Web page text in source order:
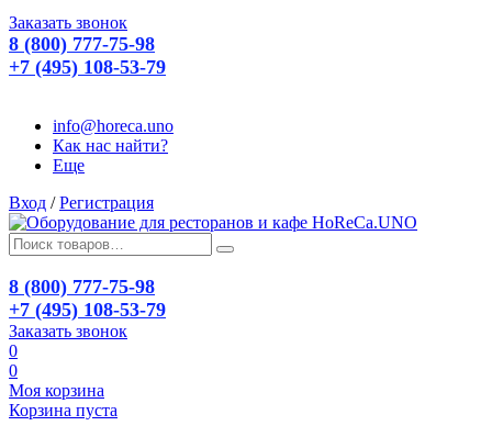
Заказать звонок
8 (800) 777-75-98
+7 (495) 108-53-79
info@horeca.uno
Как нас найти?
Еще
Вход / Регистрация
8 (800) 777-75-98
+7 (495) 108-53-79
Заказать звонок
0
0
Моя корзина
Корзина пуста